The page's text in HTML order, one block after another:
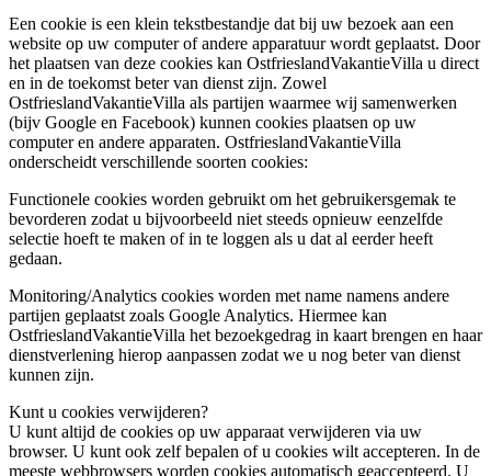
Een cookie is een klein tekstbestandje dat bij uw bezoek aan een
website op uw computer of andere apparatuur wordt geplaatst. Door
het plaatsen van deze cookies kan OstfrieslandVakantieVilla u direct
en in de toekomst beter van dienst zijn. Zowel
OstfrieslandVakantieVilla als partijen waarmee wij samenwerken
(bijv Google en Facebook) kunnen cookies plaatsen op uw
computer en andere apparaten. OstfrieslandVakantieVilla
onderscheidt verschillende soorten cookies:
Functionele cookies worden gebruikt om het gebruikersgemak te
bevorderen zodat u bijvoorbeeld niet steeds opnieuw eenzelfde
selectie hoeft te maken of in te loggen als u dat al eerder heeft
gedaan.
Monitoring/Analytics cookies worden met name namens andere
partijen geplaatst zoals Google Analytics. Hiermee kan
OstfrieslandVakantieVilla het bezoekgedrag in kaart brengen en haar
dienstverlening hierop aanpassen zodat we u nog beter van dienst
kunnen zijn.
Kunt u cookies verwijderen?
U kunt altijd de cookies op uw apparaat verwijderen via uw
browser. U kunt ook zelf bepalen of u cookies wilt accepteren. In de
meeste webbrowsers worden cookies automatisch geaccepteerd. U